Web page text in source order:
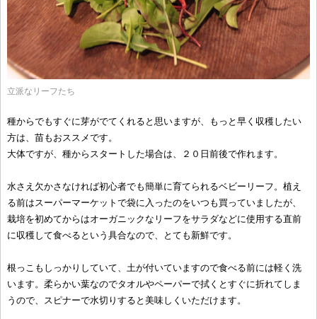
立派なリーフたち
種からでもすぐに芽がでてくれると思いますが、もっと早く収穫したい
方は、苗もおススメです。
大体ですが、種からスタートした場合は、２０日前後で作れます。
水さえ欠かさなければ初心者でも簡単に育てられるベビーリーフ。植え
る前はスーパーマーケットで袋に入ったのをいつも買っていましたが、
栽培を初めてからはオーガニックなリーフをサラダなどに使用する直前
に収穫して食べるという具合なので、とても新鮮です。
根っこもしっかりしていて、土が付いていますので食べる前には軽く洗
います。柔らかい葉なのでタオルやペーパーで拭くとすぐに折れてしま
うので、スピナーで水切りすると美味しくいただけます。